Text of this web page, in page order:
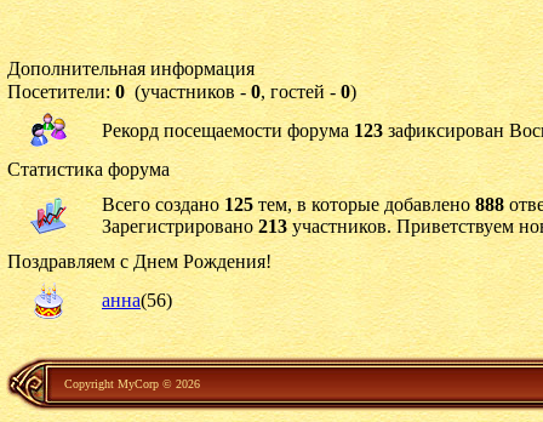
Дополнительная информация
Посетители:0(участников - 0, гостей - 0)
Рекорд посещаемости форума 123зафиксирован
Статистика форума
Всего создано125тем, в которые добавлено 888
Зарегистрировано 213участников. Приветствуем
Поздравляем с Днем Рождения!
анна(56)
Copyright MyCorp © 2026